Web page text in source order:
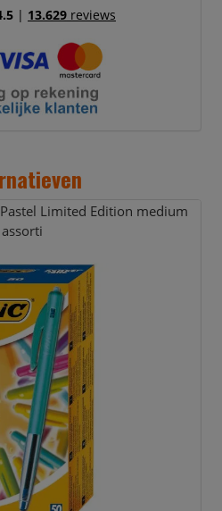
| 13.629reviews
Limited Edition medium
assorti